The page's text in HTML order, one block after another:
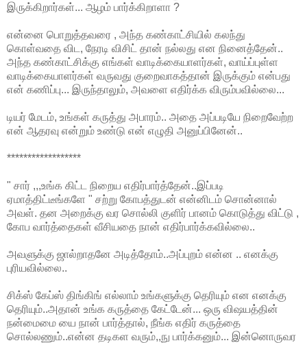
இருக்கிறார்கள்... ஆழம் பார்க்கிறாளா ?
என்னை பொறுத்தவரை , அந்த கண்காட்சியில் கலந்து
கொள்வதை விட, நேரடி விசிட் தான் நல்லது என நினைத்தேன்..
அந்த கண்காட்சிக்கு எங்கள் வாடிக்கையாளர்கள், வாய்ப்புள்ள
வாடிக்கையாளர்கள் வருவது குறைவாகத்தான் இருக்கும் என்பது
என் கணிப்பு... இருந்தாலும், அவளை எதிர்க்க விரும்பவில்லை...
டியர் மேடம், உங்கள் கருத்து அபாரம்.. அதை அப்படியே நிறைவேற்ற
என் ஆதரவு என்றும் உண்டு என் எழுதி அனுப்பினேன்..
******************
" சார் ,,,உங்க கிட்ட நிறைய எதிர்பார்த்தேன்..இப்படி
ஏமாத்திட்டீங்களே " சற்று கோபத்துடன் என்னிடம் சொன்னால்
அவள். தன அறைக்கு வர சொல்லி குளிர் பானம் கொடுத்து விட்டு ,
கோப வார்த்தைகள் வீசியதை நான் எதிர்பார்க்கவில்லை..
அவளுக்கு ஜால்றாதனே அடித்தோம்..அப்புறம் என்ன .. எனக்கு
புரியவில்லை..
சிக்ஸ் கேப்ஸ் திங்கிங் எல்லாம் உங்களுக்கு தெரியும் என எனக்கு
தெரியும்..அதான் உங்க கருத்தை கேட்டேன்... ஒரு விஷயத்தின்
நன்மைமை யை நான் பார்த்தால், நீங்க எதிர் கருத்தை
சொல்லணும்..என்ன தடிகள வரும்,,நு பார்க்கனும்... இன்னொருவர